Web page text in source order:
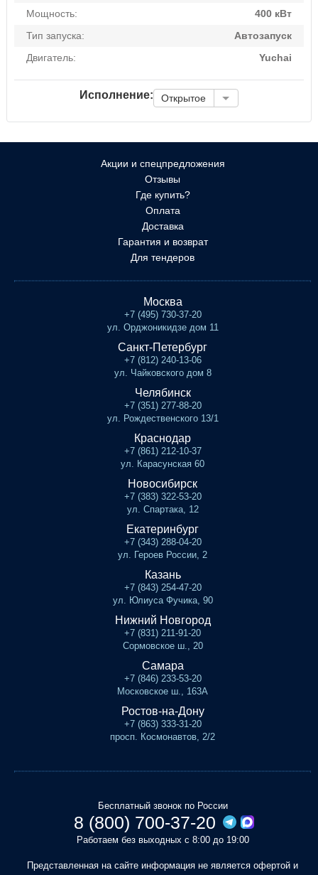
Мощность:
400 кВт
Тип запуска:
Автозапуск
Двигатель:
Yuchai
Исполнение: Открытое
Акции и спецпредложения
Отзывы
Где купить?
Оплата
Доставка
Гарантия и возврат
Для тендеров
Москва
+7 (495) 730-37-20
ул. Орджоникидзе дом 11
Санкт-Петербург
+7 (812) 240-13-06
ул. Чайковского дом 8
Челябинск
+7 (351) 277-88-20
ул. Рождественского 13/1
Краснодар
+7 (861) 212-10-37
ул. Карасунская 60
Новосибирск
+7 (383) 322-53-20
ул. Спартака, 12
Екатеринбург
+7 (343) 288-04-20
ул. Героев России, 2
Казань
+7 (843) 254-47-20
ул. Юлиуса Фучика, 90
Нижний Новгород
+7 (831) 211-91-20
Сормовское ш., 20
Самара
+7 (846) 233-53-20
Московское ш., 163А
Ростов-на-Дону
+7 (863) 333-31-20
просп. Космонавтов, 2/2
Бесплатный звонок по России
8 (800) 700-37-20
Работаем без выходных с 8:00 до 19:00
Представленная на сайте информация не является офертой и